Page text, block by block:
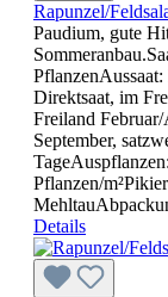
Rapunzel/
Paudium, gute
Direktsaat, im
Freiland
September,
Pflanzen/
Details